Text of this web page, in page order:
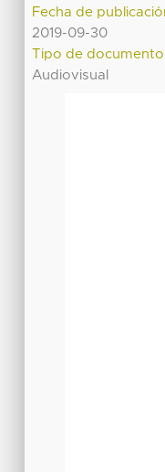
Fecha de
2019-09-30
Tipo de documento
Audiovisual